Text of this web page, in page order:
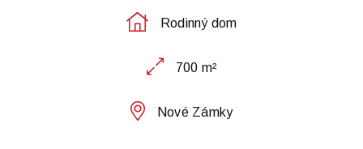
Rodinný dom
700 m²
Nové Zámky